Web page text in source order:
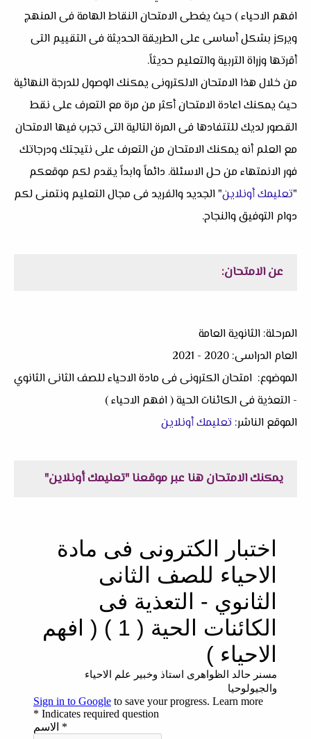
افهم الاحياء ) حيث يغطى الامتحان النقاط الهامة فى المنهج
ويركز بشكل أساسى على الطريقة الحديثة فى التقييم التى
أقرتها وزراة التربية والتعليم حديثاً.
من خلال هذا الامتحان الالكترونى يمكنك الوصول للدرجة النهائية
حيث يمكنك اعادة الامتحان أكثر من مرة مع التعرف على نقط
القصور لديك للتتفادها فى المرة التالية التى تجرب فيها الامتحان
مع العلم أنه يمكنك الامتحان من التعرف على نتيجتك ودرجاتك
فور الانمتهاء من حل الاسئلة. دائماً وابداً يقدم لكم موقعكم
"تعليمك أونلاين" الجديد والفريد فى مجال التعليم ونتمنى لكم
دوام التوفيق والنجاح.
عن الامتحان:
المرحلة: الثانوية العامة
العام الدراسى: 2020 - 2021
الموضوع: امتحان الكترونى فى مادة الاحياء للصف الثانى الثانوي
- التعذية فى الكائنات الحية ( افهم الاحياء )
الموقع الناشر: تعليمك أونلاين
يمكنك الامتحان هنا عبر موقعنا "تعليمك أونلاين"